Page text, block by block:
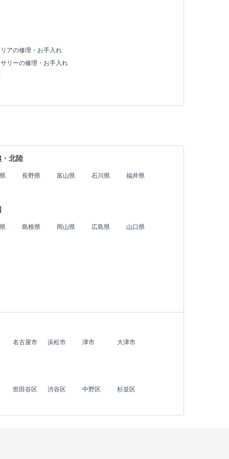
アの修理・お手入れ
リーの修理・お手入れ
・北陸
長野県 富山県 石川県 福井県
島根県 岡山県 広島県 山口県
名古屋市 浜松市 津市 大津市
世田谷区 渋谷区 中野区 杉並区